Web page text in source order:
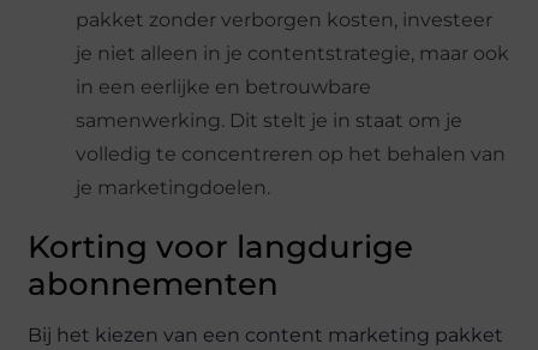
pakket zonder verborgen kosten, investeer
je niet alleen in je contentstrategie, maar ook
in een eerlijke en betrouwbare
samenwerking. Dit stelt je in staat om je
volledig te concentreren op het behalen van
je marketingdoelen.
Korting voor langdurige
abonnementen
Bij het kiezen van een content marketing pakket